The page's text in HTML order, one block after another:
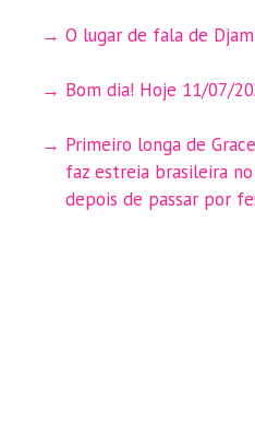
O lugar de fala de
Bom dia! Hoje 11/07/
Primeiro longa de
faz estreia brasileira
depois de passar por